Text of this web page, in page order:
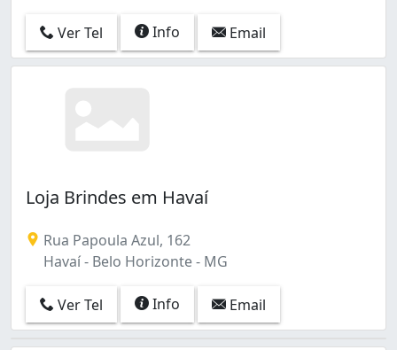
Ver Tel Info Email
Loja Brindes em Havaí
Rua Papoula Azul, 162
Havaí - Belo Horizonte - MG
Ver Tel Info Email